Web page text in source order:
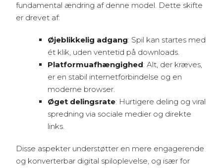
fundamental ændring af denne model. Dette skifte
er drevet af:
Øjeblikkelig adgang: Spil kan startes med
ét klik, uden ventetid på downloads.
Platformuafhængighed: Alt, der kræves,
er en stabil internetforbindelse og en
moderne browser.
Øget delingsrate: Hurtigere deling og viral
spredning via sociale medier og direkte
links.
Disse aspekter understøtter en mere engagerende
og konverterbar digital spiloplevelse, og især for